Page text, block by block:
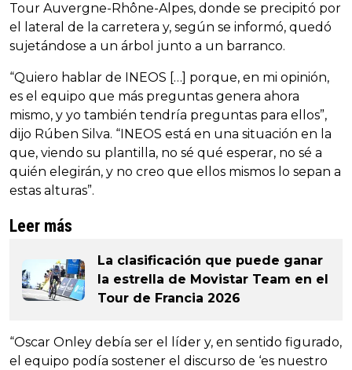
Tour Auvergne-Rhône-Alpes, donde se precipitó por
el lateral de la carretera y, según se informó, quedó
sujetándose a un árbol junto a un barranco.
“Quiero hablar de INEOS […] porque, en mi opinión,
es el equipo que más preguntas genera ahora
mismo, y yo también tendría preguntas para ellos”,
dijo Rúben Silva. “INEOS está en una situación en la
que, viendo su plantilla, no sé qué esperar, no sé a
quién elegirán, y no creo que ellos mismos lo sepan a
estas alturas”.
Leer más
La clasificación que puede ganar
la estrella de Movistar Team en el
Tour de Francia 2026
“Oscar Onley debía ser el líder y, en sentido figurado,
el equipo podía sostener el discurso de ‘es nuestro